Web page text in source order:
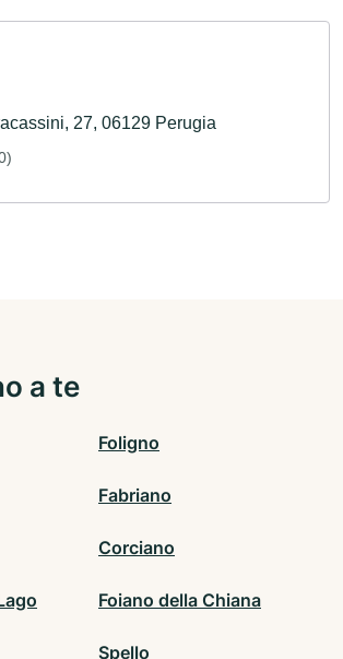
27, 06129 Perugia
a te
Foligno
Fabriano
Corciano
Foiano della Chiana
Spello